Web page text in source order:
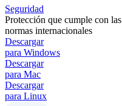
Seguridad
Protección que cumple con las
normas internacionales
Descargar
para Windows
Descargar
para Mac
Descargar
para Linux